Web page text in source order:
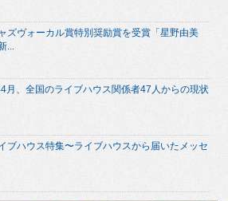
ズヴォーカル賞特別奨励賞を受賞「星野由美
...
月、全国のライブハウス関係者47人からの現状
ブハウス特集〜ライブハウスから届いたメッセ